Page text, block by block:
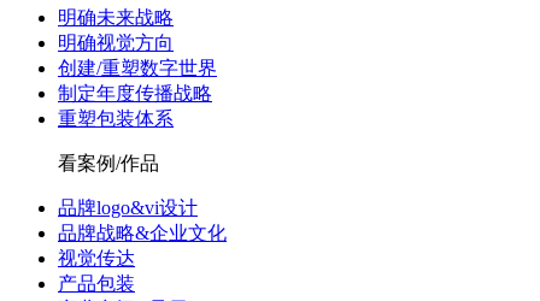
明确未来战略
明确视觉方向
创建/重塑数字世界
制定年度传播战略
重塑包装体系
看案例/作品
品牌logo&vi设计
品牌战略&企业文化
视觉传达
产品包装